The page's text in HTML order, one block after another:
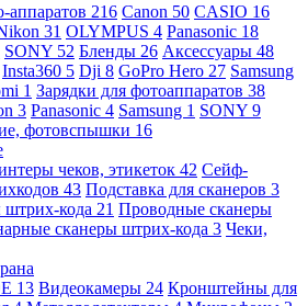
аппаратов 216 Canon 50 CASIO 16
31 OLYMPUS 4 Panasonic 18
SONY 52 Бленды 26 Аксессуары 48
Insta360 5 Dji 8 GoPro Hero 27 Samsung
1 Зарядки для фотоаппаратов 38
3 Panasonic 4 Samsung 1 SONY 9
фотовспышки 16
чеков, этикеток 42 Сейф-
43 Подставка для сканеров 3
штрих-кода 21 Проводные сканеры
сканеры штрих-кода 3 Чеки,
13 Видеокамеры 24 Кронштейны для